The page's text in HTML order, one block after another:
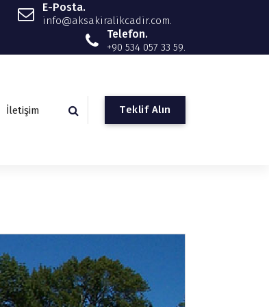
E-Posta.
info@aksakiralikcadir.com.
Telefon.
+90 534 057 33 59.
İletişim Teklif Alın